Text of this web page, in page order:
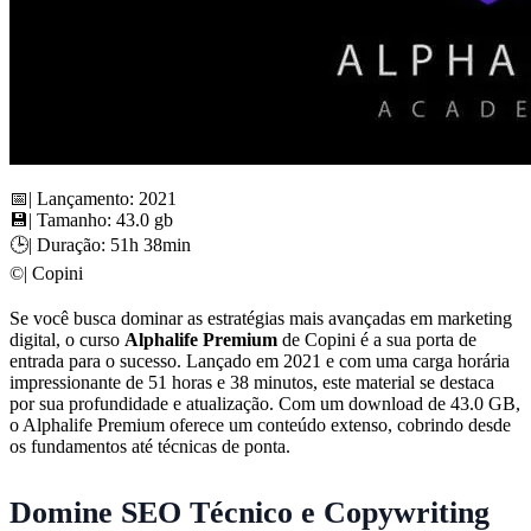
📅| Lançamento: 2021
💾| Tamanho: 43.0 gb
🕒| Duração: 51h 38min
©️| Copini
Se você busca dominar as estratégias mais avançadas em marketing
digital, o curso Alphalife Premium de Copini é a sua porta de
entrada para o sucesso. Lançado em 2021 e com uma carga horária
impressionante de 51 horas e 38 minutos, este material se destaca
por sua profundidade e atualização. Com um download de 43.0 GB,
o Alphalife Premium oferece um conteúdo extenso, cobrindo desde
os fundamentos até técnicas de ponta.
Domine SEO Técnico e Copywriting